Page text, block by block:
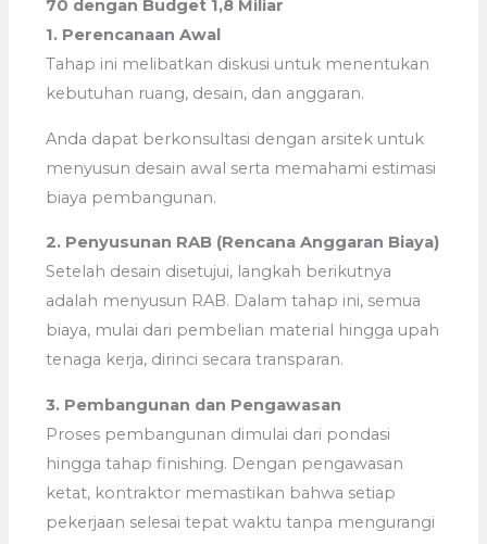
70 dengan Budget 1,8 Miliar
1. Perencanaan Awal
Tahap ini melibatkan diskusi untuk menentukan
kebutuhan ruang, desain, dan anggaran.
Anda dapat berkonsultasi dengan arsitek untuk
menyusun desain awal serta memahami estimasi
biaya pembangunan.
2. Penyusunan RAB (Rencana Anggaran Biaya)
Setelah desain disetujui, langkah berikutnya
adalah menyusun RAB. Dalam tahap ini, semua
biaya, mulai dari pembelian material hingga upah
tenaga kerja, dirinci secara transparan.
3. Pembangunan dan Pengawasan
Proses pembangunan dimulai dari pondasi
hingga tahap finishing. Dengan pengawasan
ketat, kontraktor memastikan bahwa setiap
pekerjaan selesai tepat waktu tanpa mengurangi